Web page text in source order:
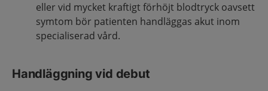
eller vid mycket kraftigt förhöjt blodtryck oavsett
symtom bör patienten handläggas akut inom
specialiserad vård.
Handläggning vid debut